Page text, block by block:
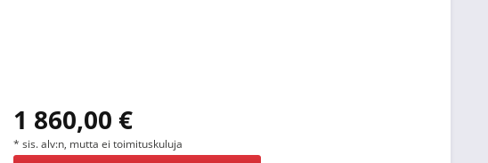
1 860,00 €
* sis. alv:n, mutta ei toimituskuluja